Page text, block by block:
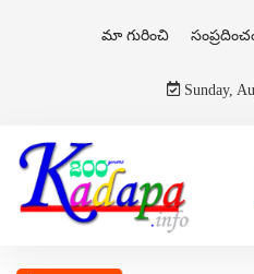
మా గురించి
Sunday,